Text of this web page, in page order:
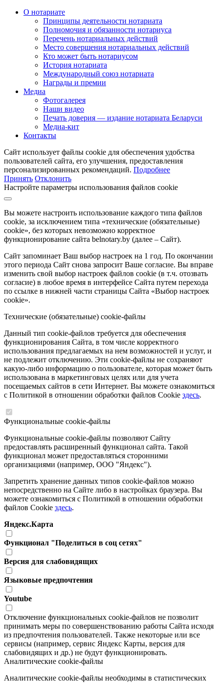
О нотариате
Принципы деятельности нотариата
Полномочия и обязанности нотариуса
Перечень нотариальных действий
Место совершения нотариальных действий
Кто может быть нотариусом
История нотариата
Международный союз нотариата
Награды и премии
Медиа
Фотогалерея
Наши видео
Печать доверия — издание нотариата Беларуси
Медиа-кит
Контакты
Сайт использует файлы cookie для обеспечения удобства
пользователей сайта, его улучшения, предоставления
персонализированных рекомендаций. Подробнее
Принять Отклонить
Настройте параметры использования файлов cookie
Вы можете настроить использование каждого типа файлов
cookie, за исключением типа «технические (обязательные)
cookie», без которых невозможно корректное
функционирование сайта belnotary.by (далее – Сайт).
Сайт запоминает Ваш выбор настроек на 1 год. По окончании
этого периода Сайт снова запросит Ваше согласие. Вы вправе
изменить свой выбор настроек файлов cookie (в т.ч. отозвать
согласие) в любое время в интерфейсе Сайта путем перехода
по ссылке в нижней части страницы Сайта «Выбор настроек
cookie».
Технические (обязательные) cookie-файлы
Данный тип cookie-файлов требуется для обеспечения
функционирования Сайта, в том числе корректного
использования предлагаемых на нем возможностей и услуг, и
не подлежит отключению. Эти cookie-файлы не сохраняют
какую-либо информацию о пользователе, которая может быть
использована в маркетинговых целях или для учета
посещаемых сайтов в сети Интернет. Вы можете ознакомиться
с Политикой в отношении обработки файлов Cookie здесь.
Функциональные cookie-файлы
Функциональные cookie-файлы позволяют Сайту
предоставлять расширенный функционал сайта. Такой
функционал может предоставляться сторонними
организациями (например, ООО "Яндекс").
Запретить хранение данных типов cookie-файлов можно
непосредственно на Сайте либо в настройках браузера. Вы
можете ознакомиться с Политикой в отношении обработки
файлов Cookie здесь.
Яндекс.Карта
Функционал "Поделиться в соц сетях"
Версия для слабовидящих
Языковые предпочтения
Youtube
Отключение функциональных cookie-файлов не позволит
принимать меры по совершенствованию работы Сайта исходя
из предпочтения пользователей. Также некоторые или все
сервисы (например, сервис Яндекс Карты, версия для
слабовидящих и др.) не будут функционировать.
Аналитические cookie-файлы
Аналитические cookie-файлы необходимы в статистических